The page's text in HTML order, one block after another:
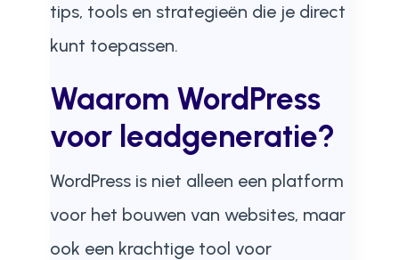
tips, tools en strategieën die je direct
kunt toepassen.
Waarom WordPress
voor leadgeneratie?
WordPress is niet alleen een platform
voor het bouwen van websites, maar
ook een krachtige tool voor